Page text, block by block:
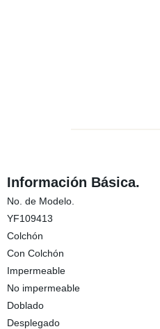
Información Básica.
No. de Modelo.
YF109413
Colchón
Con Colchón
Impermeable
No impermeable
Doblado
Desplegado